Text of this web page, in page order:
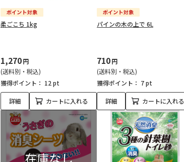
柔ごこち 1kg
1,270円
(送料別・税込)
獲得ポイント： 12 pt
詳細 カートに入れる
パインの木の上で 6L
710円
(送料別・税込)
獲得ポイント： 7 pt
詳細 カートに入れる